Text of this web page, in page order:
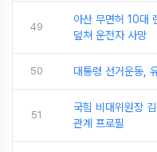
49
아산 무면허 10대
덮쳐 운전자 사망
50 대통령 선거운동,
51
국힘 비대위원장
관계 프로필